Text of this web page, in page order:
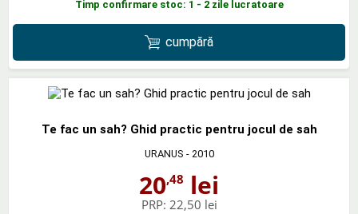
Timp confirmare stoc: 1 - 2 zile lucratoare
cumpără
Te fac un sah? Ghid practic pentru jocul de sah
URANUS - 2010
20,48 lei
PRP: 22,50 lei